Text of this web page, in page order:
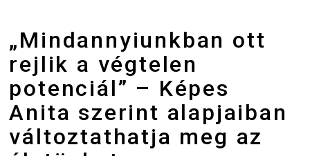
„Mindannyiunkban ott
rejlik a végtelen
potenciál” – Képes
Anita szerint alapjaiban
változtathatja meg az